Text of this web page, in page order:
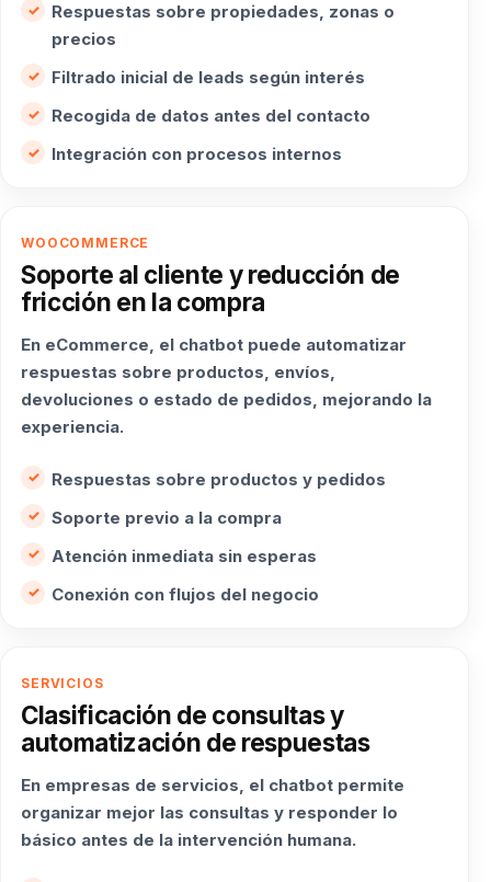
Respuestas sobre propiedades, zonas o
precios
Filtrado inicial de leads según interés
Recogida de datos antes del contacto
Integración con procesos internos
WOOCOMMERCE
Soporte al cliente y reducción de
fricción en la compra
En eCommerce, el chatbot puede automatizar
respuestas sobre productos, envíos,
devoluciones o estado de pedidos, mejorando la
experiencia.
Respuestas sobre productos y pedidos
Soporte previo a la compra
Atención inmediata sin esperas
Conexión con flujos del negocio
SERVICIOS
Clasificación de consultas y
automatización de respuestas
En empresas de servicios, el chatbot permite
organizar mejor las consultas y responder lo
básico antes de la intervención humana.